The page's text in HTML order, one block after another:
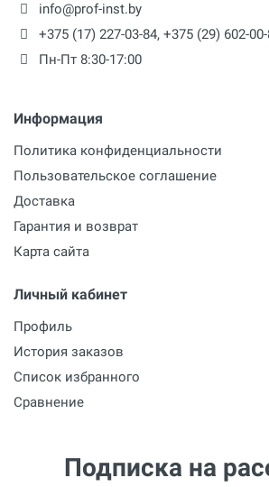
info@prof-inst.by
+375 (17) 227-03-84, +375 (29) 602-
Пн-Пт 8:30-17:00
Информация
Политика конфиденциальности
Пользовательское соглашение
Доставка
Гарантия и возврат
Карта сайта
Личный кабинет
Профиль
История заказов
Список избранного
Сравнение
Подписка на